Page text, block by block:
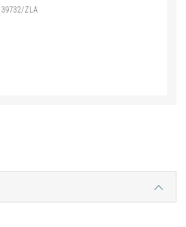
39732/ZLA